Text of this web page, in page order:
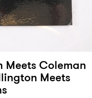
Meets Coleman
Meets